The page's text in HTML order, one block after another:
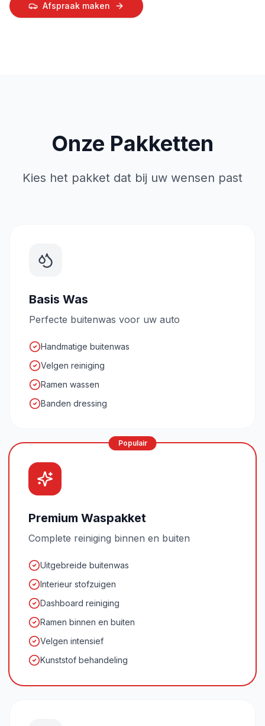
Afspraak maken
Onze Pakketten
Kies het pakket dat bij uw wensen past
Basis Was
Perfecte buitenwas voor uw auto
Handmatige buitenwas
Velgen reiniging
Ramen wassen
Banden dressing
Populair
Premium Waspakket
Complete reiniging binnen en buiten
Uitgebreide buitenwas
Interieur stofzuigen
Dashboard reiniging
Ramen binnen en buiten
Velgen intensief
Kunststof behandeling